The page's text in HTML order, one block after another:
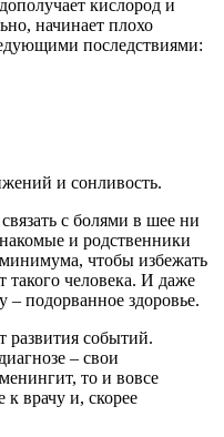
кислород и
начинает плохо
последствиями:
и сонливость.
с болями в шее ни
и родственники
чтобы избежать
такого человека. И даже
– подорванное здоровье.
развития событий.
– свои
то и вовсе
к врачу и, скорее